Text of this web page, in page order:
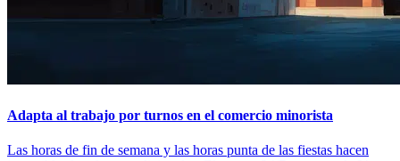
Adapta al trabajo por turnos en el comercio minorista
Las horas de fin de semana y las horas punta de las fiestas hacen